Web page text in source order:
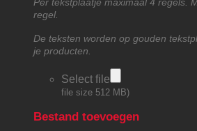
Per tekstplaatje maximaal 4 regels.
regel.
De teksten worden op gouden
je producten.
Select file
file size 512 MB)
Bestand toevoegen